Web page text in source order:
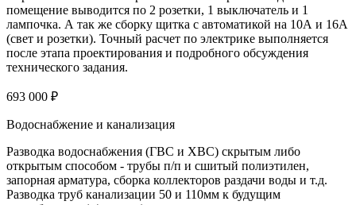
помещение выводится по 2 розетки, 1 выключатель и 1
лампочка. А так же сборку щитка с автоматикой на 10А и 16А
(свет и розетки). Точный расчет по электрике выполняется
после этапа проектирования и подробного обсуждения
технического задания.
693 000 ₽
Водоснабжение и канализация
Разводка водоснабжения (ГВС и ХВС) скрытым либо
открытым способом - трубы п/п и сшитый полиэтилен,
запорная арматура, сборка коллекторов раздачи воды и т.д.
Разводка труб канализации 50 и 110мм к будущим